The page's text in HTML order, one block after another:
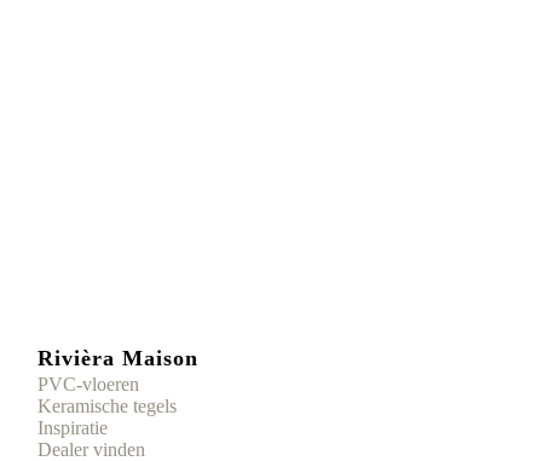
Rivièra Maison
PVC-vloeren
Keramische tegels
Inspiratie
Dealer vinden